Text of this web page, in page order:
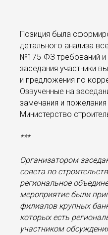
Позиция была
детального анализа
№175-ФЗ требований и
заседания участники
и предложения по
Озвученные на
замечания и
Министерство
***
Организатором
совета по
региональное
мероприятие были
филиалов крупных
которых есть
участником